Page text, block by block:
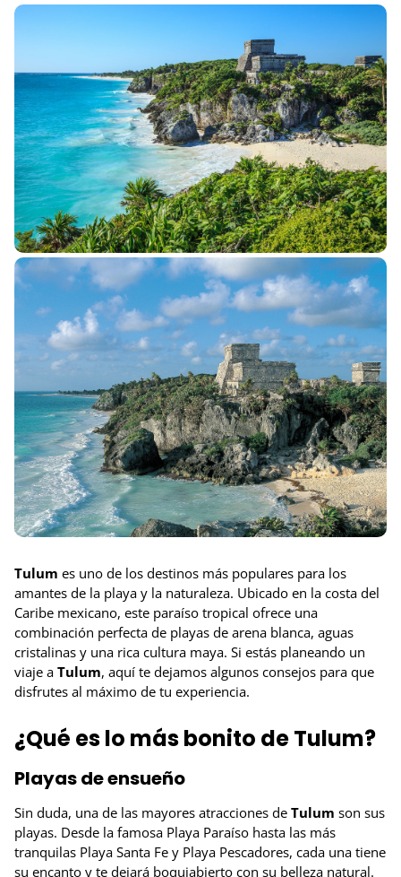
Tulum es uno de los destinos más populares para los
amantes de la playa y la naturaleza. Ubicado en la costa del
Caribe mexicano, este paraíso tropical ofrece una
combinación perfecta de playas de arena blanca, aguas
cristalinas y una rica cultura maya. Si estás planeando un
viaje a Tulum, aquí te dejamos algunos consejos para que
disfrutes al máximo de tu experiencia.
¿Qué es lo más bonito de Tulum?
Playas de ensueño
Sin duda, una de las mayores atracciones de Tulum son sus
playas. Desde la famosa Playa Paraíso hasta las más
tranquilas Playa Santa Fe y Playa Pescadores, cada una tiene
su encanto y te dejará boquiabierto con su belleza natural.